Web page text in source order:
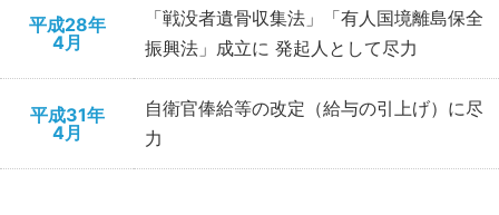
平成28年
4月
「戦没者遺骨収集法」「有人国境離島保全
振興法」成立に 発起人として尽力
平成31年
4月
自衛官俸給等の改定（給与の引上げ）に尽
力